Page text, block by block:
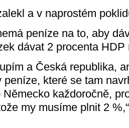
a v naprostém
peníze na to, aby
dávat 2 procenta HDP
a Česká republika,
peníze, které se tam
každoročně,
my musíme plnit 2